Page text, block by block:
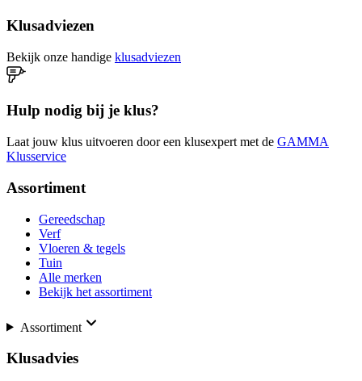
Klusadviezen
Bekijk onze handige klusadviezen
Hulp nodig bij je klus?
Laat jouw klus uitvoeren door een klusexpert met de GAMMA
Klusservice
Assortiment
Gereedschap
Verf
Vloeren & tegels
Tuin
Alle merken
Bekijk het assortiment
Assortiment
Klusadvies